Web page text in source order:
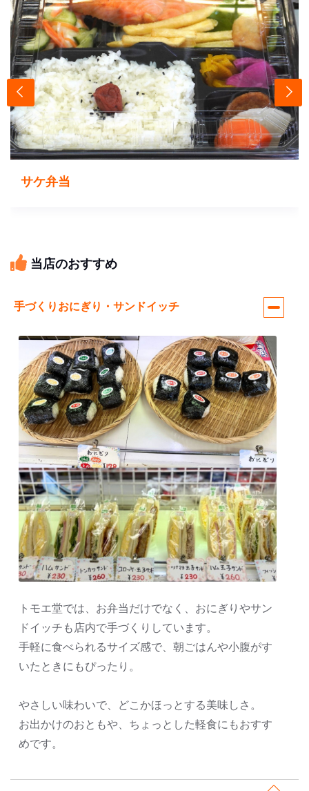
サケ弁当
当店のおすすめ
手づくりおにぎり・サンドイッチ
トモエ堂では、お弁当だけでなく、おにぎりやサン
ドイッチも店内で手づくりしています。
手軽に食べられるサイズ感で、朝ごはんや小腹がす
いたときにもぴったり。
やさしい味わいで、どこかほっとする美味しさ。
お出かけのおともや、ちょっとした軽食にもおすす
めです。